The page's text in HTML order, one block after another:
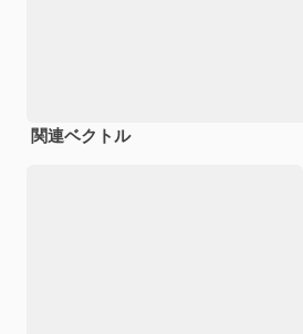
関連ベクトル